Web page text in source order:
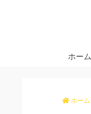
ホーム
ホーム